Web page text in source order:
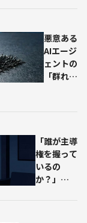
──査読
制度に警
鐘、
Google・
ケースス
タディを
公表
悪意ある
AIエージ
ェントの
「群れ」
るがす新
たな情報
操作、国
際研究チ
「誰が主導
権を握って
いるの
か？」